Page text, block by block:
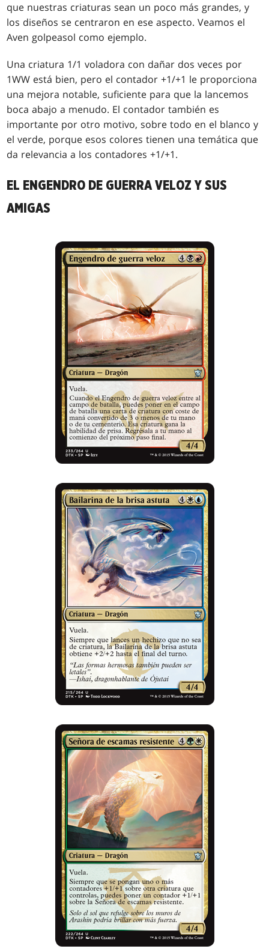
que nuestras criaturas sean un poco más grandes, y
los diseños se centraron en ese aspecto. Veamos el
Aven golpeasol como ejemplo.
Una criatura 1/1 voladora con dañar dos veces por
1WW está bien, pero el contador +1/+1 le proporciona
una mejora notable, suficiente para que la lancemos
boca abajo a menudo. El contador también es
importante por otro motivo, sobre todo en el blanco y
el verde, porque esos colores tienen una temática que
da relevancia a los contadores +1/+1.
EL ENGENDRO DE GUERRA VELOZ Y SUS
AMIGAS